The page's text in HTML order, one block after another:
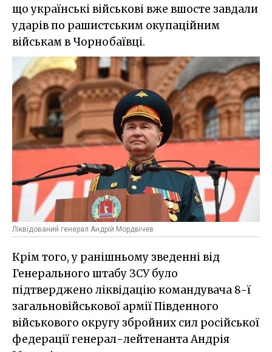
що українські військові вже вшосте завдали
ударів по рашистським окупаційним
військам в Чорнобаївці.
Ліквідований генерал Андрій Мордвічев
Крім того, у ранішньому зведенні від
Генерального штабу ЗСУ було
підтверджено ліквідацію командувача 8-ї
загальновійськової армії Південного
військового округу збройних сил російської
федерації генерал-лейтенанта Андрія